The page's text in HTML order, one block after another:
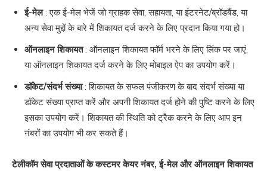
ई-मेल: एक ई-मेल भेजें जो ग्राहक सेवा, सहायता, या इंटरनेट/ब्रॉडबैंड, या
अन्य सेवा मुद्दों के बारे में शिकायत दर्ज करने के लिए प्रदान किया गया हो।
ऑनलाइन शिकायत: ऑनलाइन शिकायत फॉर्म भरने के लिए लिंक पर जाएं,
या ऑनलाइन शिकायत दर्ज करने के लिए मोबाइल ऐप का उपयोग करें।
डॉकेट/संदर्भ संख्या: शिकायत के सफल पंजीकरण के बाद संदर्भ संख्या या
डॉकेट संख्या प्राप्त करें और अपनी शिकायत दर्ज होने की पुष्टि करने के लिए
इसका उपयोग करें। शिकायत की स्थिति को ट्रैक करने के लिए आप इन
नंबरों का उपयोग भी कर सकते हैं।
टेलीकॉम सेवा प्रदाताओं के कस्टमर केयर नंबर, ई-मेल और ऑनलाइन शिकायत